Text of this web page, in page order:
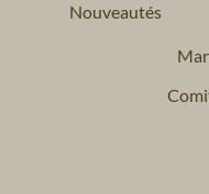
Nouveautés